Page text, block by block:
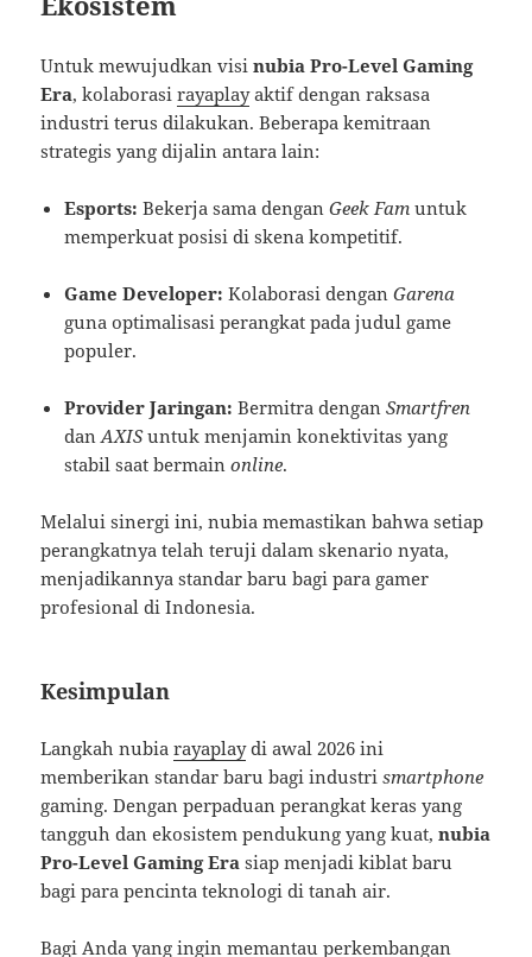
Untuk mewujudkan visinubia Pro-Level Gaming
Era, kolaborasirayaplayaktif dengan raksasa
industri terus dilakukan. Beberapa kemitraan
strategis yang dijalin antara lain:
Esports: Bekerja sama denganGeek Fam untuk
memperkuat posisi di skena kompetitif.
Game Developer: Kolaborasi denganGarena
guna optimalisasi perangkat pada judul game
populer.
Provider Jaringan: Bermitra denganSmartfren
danAXISuntuk menjamin konektivitas yang
stabil saat bermainonline.
Melalui sinergi ini, nubia memastikan bahwa setiap
perangkatnya telah teruji dalam skenario nyata,
menjadikannya standar baru bagi para gamer
profesional di Indonesia.
Kesimpulan
Langkah nubiarayaplaydi awal 2026 ini
memberikan standar baru bagi industrismartphone
gaming. Dengan perpaduan perangkat keras yang
tangguh dan ekosistem pendukung yang kuat,nubia
Pro-Level Gaming Era siap menjadi kiblat baru
bagi para pencinta teknologi di tanah air.
Bagi Anda yang ingin memantau perkembangan